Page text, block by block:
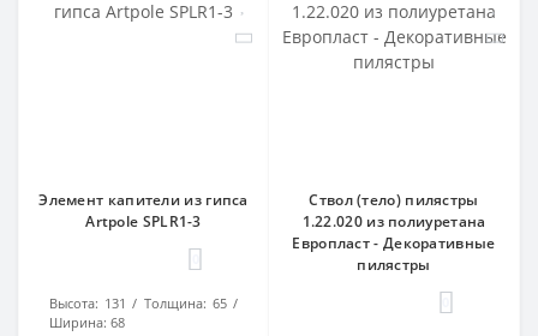
Элемент капители из гипса
Artpole SPLR1-3
Высота: 131 Толщина: 65
Ширина: 68
Ствол (тело) пилястры
1.22.020 из полиуретана
Европласт - Декоративные
пилястры